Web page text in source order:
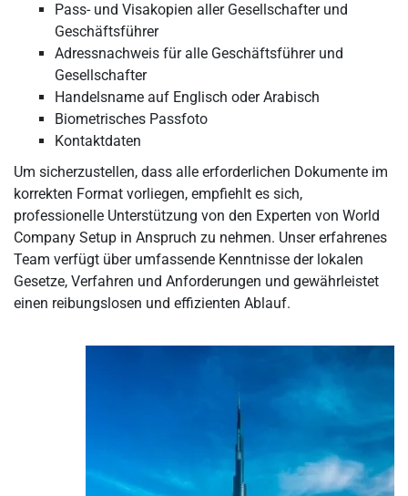
Pass- und Visakopien aller Gesellschafter und
Geschäftsführer
Adressnachweis für alle Geschäftsführer und
Gesellschafter
Handelsname auf Englisch oder Arabisch
Biometrisches Passfoto
Kontaktdaten
Um sicherzustellen, dass alle erforderlichen Dokumente im
korrekten Format vorliegen, empfiehlt es sich,
professionelle Unterstützung von den Experten von World
Company Setup in Anspruch zu nehmen. Unser erfahrenes
Team verfügt über umfassende Kenntnisse der lokalen
Gesetze, Verfahren und Anforderungen und gewährleistet
einen reibungslosen und effizienten Ablauf.